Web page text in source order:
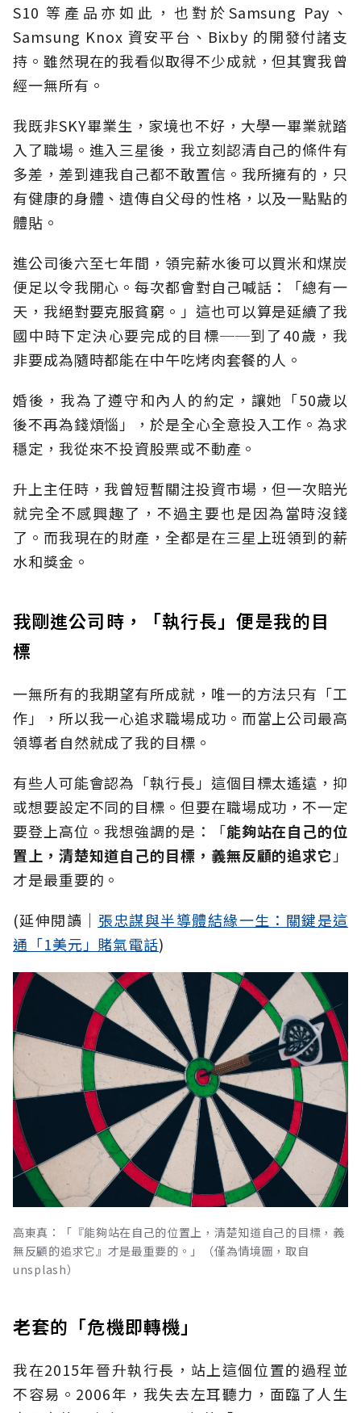
S10 等產品亦如此，也對於Samsung Pay、
Samsung Knox 資安平台、Bixby 的開發付諸支
持。雖然現在的我看似取得不少成就，但其實我曾
經一無所有。
我既非SKY畢業生，家境也不好，大學一畢業就踏
入了職場。進入三星後，我立刻認清自己的條件有
多差，差到連我自己都不敢置信。我所擁有的，只
有健康的身體、遺傳自父母的性格，以及一點點的
體貼。
進公司後六至七年間，領完薪水後可以買米和煤炭
便足以令我開心。每次都會對自己喊話：「總有一
天，我絕對要克服貧窮。」這也可以算是延續了我
國中時下定決心要完成的目標──到了40歲，我
非要成為隨時都能在中午吃烤肉套餐的人。
婚後，我為了遵守和內人的約定，讓她「50歲以
後不再為錢煩惱」，於是全心全意投入工作。為求
穩定，我從來不投資股票或不動產。
升上主任時，我曾短暫關注投資市場，但一次賠光
就完全不感興趣了，不過主要也是因為當時沒錢
了。而我現在的財產，全都是在三星上班領到的薪
水和獎金。
我剛進公司時，「執行長」便是我的目
標
一無所有的我期望有所成就，唯一的方法只有「工
作」，所以我一心追求職場成功。而當上公司最高
領導者自然就成了我的目標。
有些人可能會認為「執行長」這個目標太遙遠，抑
或想要設定不同的目標。但要在職場成功，不一定
要登上高位。我想強調的是：「能夠站在自己的位
置上，清楚知道自己的目標，義無反顧的追求它 」
才是最重要的。
(延伸閱讀│ 張忠謀與半導體結緣一生：關鍵是這
通「1美元」賭氣電話)
高東真：「『能夠站在自己的位置上，清楚知道自己的目標，義
無反顧的追求它』才是最重要的。」（僅為情境圖，取自
unsplash）
老套的「危機即轉機」
我在2015年晉升執行長，站上這個位置的過程並
不容易。2006年，我失去左耳聽力，面臨了人生